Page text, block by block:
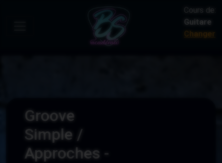
Cours de:
Guitare
Changer
Groove
Simple /
Approches -